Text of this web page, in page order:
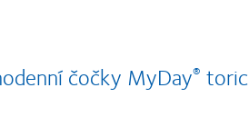
čočky MyDay® toric